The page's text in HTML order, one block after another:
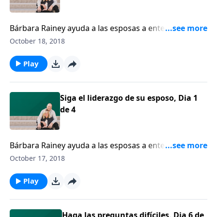
Bárbara Rainey ayuda a las esposas a entender que el
esposo fue diseñado para ser el líder del hogar, y la
October 18, 2018
Play
Siga el liderazgo de su esposo, Dia 1
de 4
Bárbara Rainey ayuda a las esposas a entender que el
esposo fue diseñado para ser el líder del hogar, y la
October 17, 2018
Play